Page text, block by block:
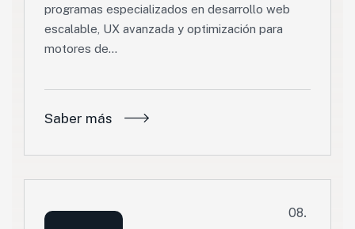
programas especializados en desarrollo web
escalable, UX avanzada y optimización para
motores de…
Saber más
08.